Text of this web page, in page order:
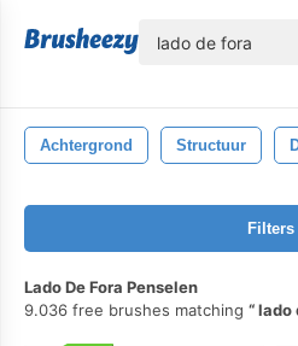
Achtergrond Structuur
Filters
Lado De Fora Penselen
9.036 free brushes matching
lado